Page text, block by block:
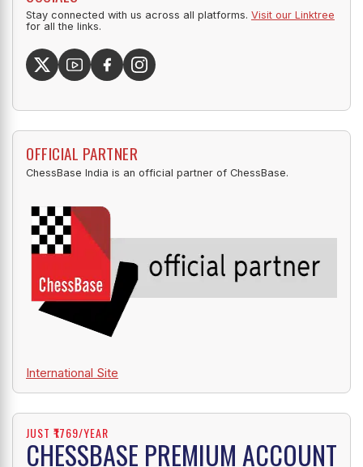
Stay connected with us across all platforms. Visit our Linktree
for all the links.
OFFICIAL PARTNER
ChessBase India is an official partner of ChessBase.
International Site
JUST ₹1769/YEAR
CHESSBASE PREMIUM ACCOUNT